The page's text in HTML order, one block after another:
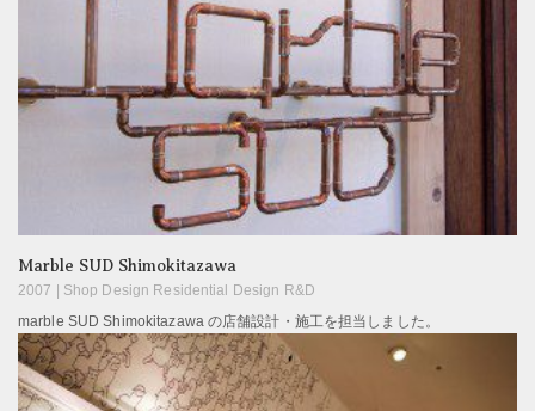
Marble SUD Shimokitazawa
2007 | Shop Design Residential Design R&D
marble SUD Shimokitazawa の店舗設計・施工を担当しました。